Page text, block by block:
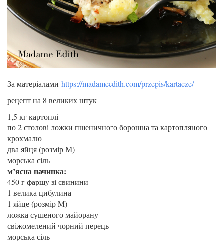
За матеріалами https://madameedith.com/przepis/kartacze/
рецепт на 8 великих штук
1,5 кг картоплі
по 2 столові ложки пшеничного борошна та картопляного
крохмалю
два яйця (розмір М)
морська сіль
м’ясна начинка:
450 г фаршу зі свинини
1 велика цибулина
1 яйце (розмір M)
ложка сушеного майорану
свіжомелений чорний перець
морська сіль